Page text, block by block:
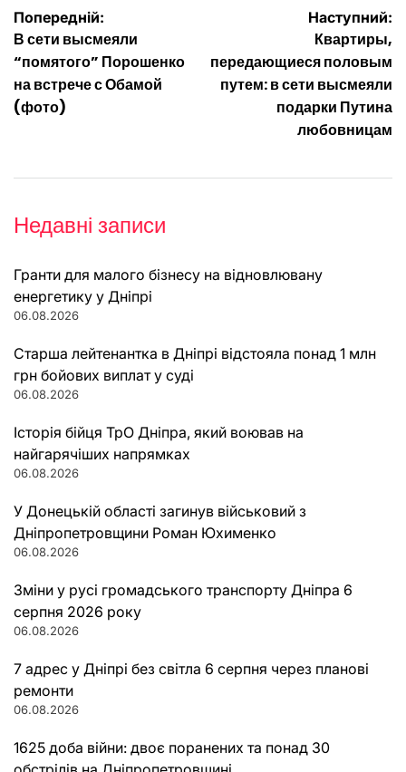
Навігація
записів
Попередній:
В сети высмеяли
“помятого” Порошенко
на встрече с Обамой
(фото)
Наступний:
Квартиры,
передающиеся половым
путем: в сети высмеяли
подарки Путина
любовницам
Недавні записи
Гранти для малого бізнесу на відновлювану
енергетику у Дніпрі
06.08.2026
Старша лейтенантка в Дніпрі відстояла понад 1 млн
грн бойових виплат у суді
06.08.2026
Історія бійця ТрО Дніпра, який воював на
найгарячіших напрямках
06.08.2026
У Донецькій області загинув військовий з
Дніпропетровщини Роман Юхименко
06.08.2026
Зміни у русі громадського транспорту Дніпра 6
серпня 2026 року
06.08.2026
7 адрес у Дніпрі без світла 6 серпня через планові
ремонти
06.08.2026
1625 доба війни: двоє поранених та понад 30